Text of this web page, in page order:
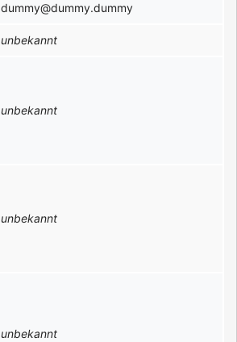
dummy@dummy.dummy
unbekannt
unbekannt
unbekannt
unbekannt